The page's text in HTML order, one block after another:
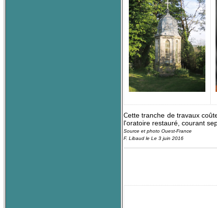
Cette tranche de travaux
l'oratoire restauré, courant
Source et photo Ouest-France
F. Libaud le Le 3 juin 2016